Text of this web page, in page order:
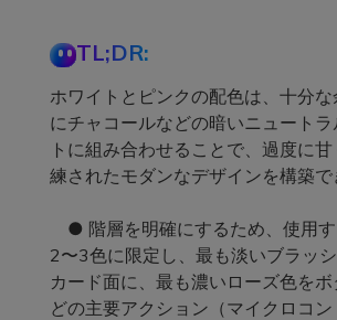
TL;DR:
ホワイトとピンクの配色は、十分な
にチャコールなどの暗いニュートラ
トに組み合わせることで、過度に
練されたモダンなデザインを構築で
● 階層を明確にするため、使用
2〜3色に限定し、最も淡いブラッ
カード面に、最も濃いローズ色を
どの主要アクション（マイクロコ